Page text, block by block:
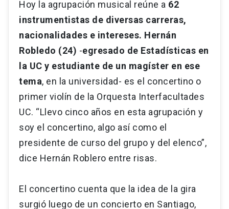
Hoy la agrupación musical reúne a 62
instrumentistas de diversas carreras,
nacionalidades e intereses. Hernán
Robledo (24) -egresado de Estadísticas en
la UC y estudiante de un magíster en ese
tema, en la universidad- es el concertino o
primer violín de la Orquesta Interfacultades
UC. “Llevo cinco años en esta agrupación y
soy el concertino, algo así como el
presidente de curso del grupo y del elenco”,
dice Hernán Roblero entre risas.
El concertino cuenta que la idea de la gira
surgió luego de un concierto en Santiago,